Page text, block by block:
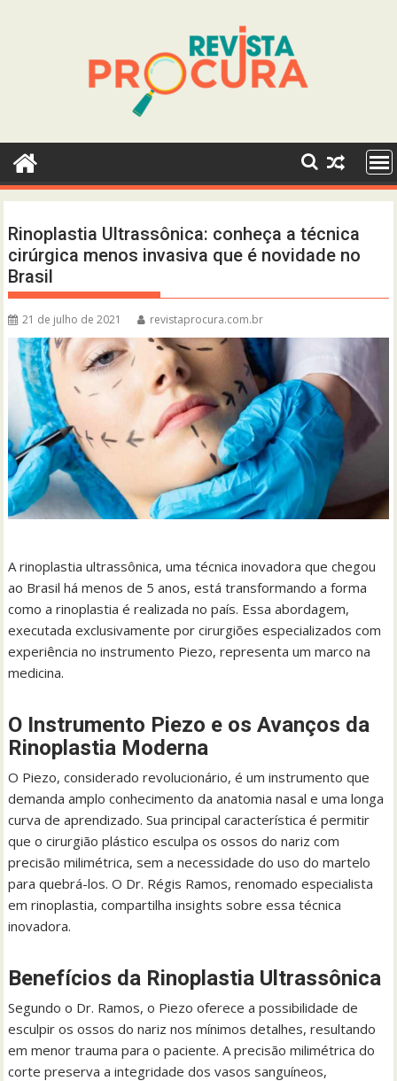
Rinoplastia Ultrassônica: conheça a técnica
cirúrgica menos invasiva que é novidade no
Brasil
21 de julho de 2021 revistaprocura.com.br
A rinoplastia ultrassônica, uma técnica inovadora que chegou
ao Brasil há menos de 5 anos, está transformando a forma
como a rinoplastia é realizada no país. Essa abordagem,
executada exclusivamente por cirurgiões especializados com
experiência no instrumento Piezo, representa um marco na
medicina.
O Instrumento Piezo e os Avanços da
Rinoplastia Moderna
O Piezo, considerado revolucionário, é um instrumento que
demanda amplo conhecimento da anatomia nasal e uma longa
curva de aprendizado. Sua principal característica é permitir
que o cirurgião plástico esculpa os ossos do nariz com
precisão milimétrica, sem a necessidade do uso do martelo
para quebrá-los. O Dr. Régis Ramos, renomado especialista
em rinoplastia, compartilha insights sobre essa técnica
inovadora.
Benefícios da Rinoplastia Ultrassônica
Segundo o Dr. Ramos, o Piezo oferece a possibilidade de
esculpir os ossos do nariz nos mínimos detalhes, resultando
em menor trauma para o paciente. A precisão milimétrica do
corte preserva a integridade dos vasos sanguíneos,